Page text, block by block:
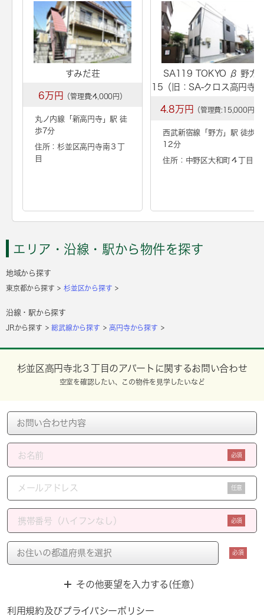
すみだ荘
6万円 （管理費:4,000円）
丸ノ内線「 新高円寺」駅 徒
歩7分
住所：杉並区高円寺南３丁
目
SA119 TOKYO β 野方
15（旧：SA-クロス高円寺3
4.8万円 （管理費:15,000円）
西武新宿線「 野方」駅 徒歩
12分
住所：中野区大和町４丁目
エリア・沿線・駅から物件を探す
地域から探す
東京都から探す 杉並区から探す
沿線・駅から探す
JRから探す 総武線から探す 高円寺から探す
杉並区高円寺北３丁目のアパートに関するお問い合わせ
空室を確認したい、この物件を見学したいなど
必須
任意
必須
必須
その他要望を入力する(任意）
利用規約及びプライバシーポリシー